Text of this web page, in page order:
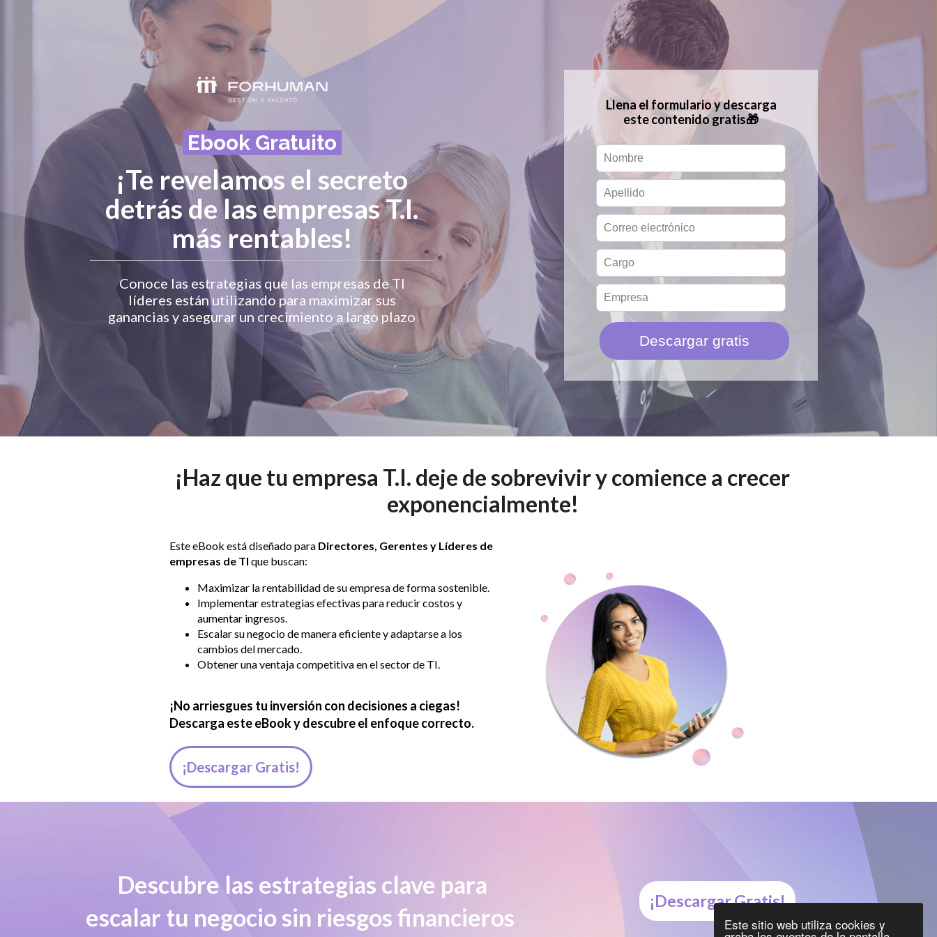
Este sitio web utiliza cookies y
Ebook Gratuito
¡Te revelamos el secreto
detrás de las empresas T.I.
más rentables!
Conoce las estrategias que las empresas de TI
líderes están utilizando para maximizar sus
ganancias y asegurar un crecimiento a largo plazo
Llena el formulario y descarga
este contenido gratis🎁
Descargar gratis
¡Haz que tu empresa T.I. deje de sobrevivir y comience a crecer
exponencialmente!
Este eBook está diseñado paraDirectores, Gerentes y Líderes de
empresas de TI que buscan:
Maximizar la rentabilidad de su empresa de forma sostenible.
Implementar estrategias efectivas para reducir costos y
aumentar ingresos.
Escalar su negocio de manera eficiente y adaptarse a los
cambios del mercado.
Obtener una ventaja competitiva en el sector de TI.
¡No arriesgues tu inversión con decisiones a ciegas!
Descarga este eBook y descubre el enfoque correcto.
¡Descargar Gratis!
Descubre las estrategias clave para
escalar tu negocio sin riesgos financieros
¡Descargar Gratis!